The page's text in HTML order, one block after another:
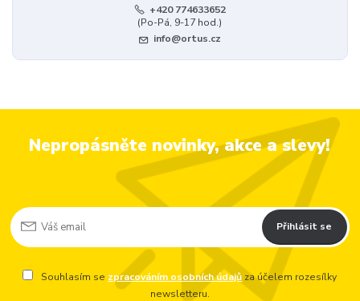
+420 774633652
(Po-Pá, 9-17 hod.)
info@ortus.cz
Nepropásněte novinky, akce a slevy!
Přihlásit se
Souhlasím se zpracováním osobních údajů za účelem rozesílky
newsletteru.